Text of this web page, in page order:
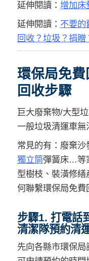
延伸閱讀： 增加床
延伸閱讀： 不要的
回收？垃圾？捐贈
環保局免
回收步驟
巨大廢棄物/大型
一般垃圾清運車無
常見的有：廢棄沙
獨立筒彈簧床…等
型樹枝、裝潢修
何聯繫環保局免費
步驟1. 打電話
清潔隊預約清
先向各縣市環保